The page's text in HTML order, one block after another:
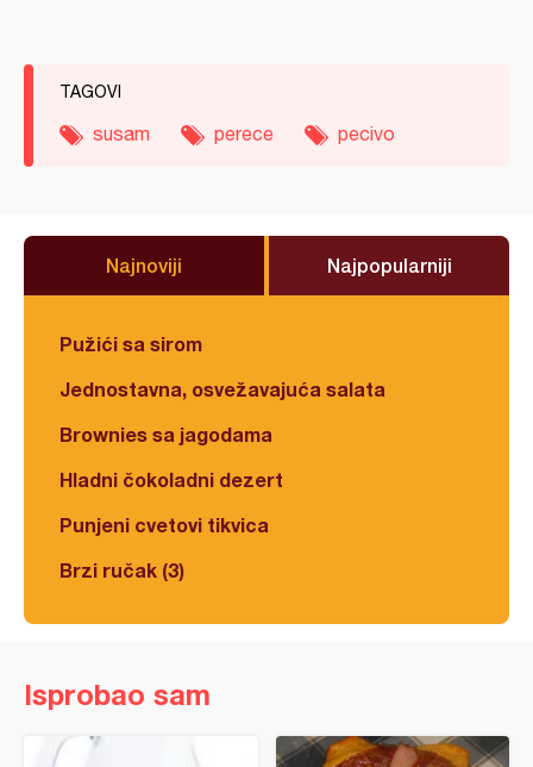
TAGOVI
susam perece pecivo
Najnoviji Najpopularniji
Pužići sa sirom
Jednostavna, osvežavajuća salata
Brownies sa jagodama
Hladni čokoladni dezert
Punjeni cvetovi tikvica
Brzi ručak (3)
Isprobao sam